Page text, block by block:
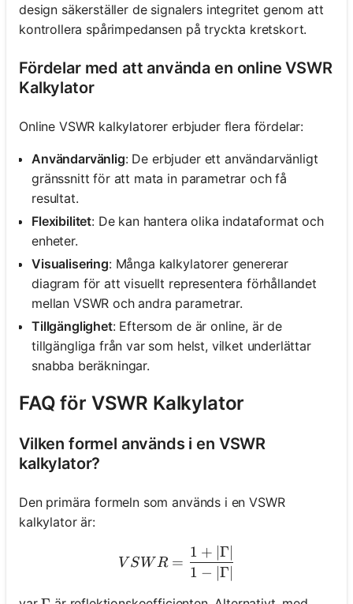
design säkerställer de signalers integritet genom att
kontrollera spårimpedansen på tryckta kretskort.
Fördelar med att använda en online VSWR
Kalkylator
Online VSWR kalkylatorer erbjuder flera fördelar:
Användarvänlig: De erbjuder ett användarvänligt
gränssnitt för att mata in parametrar och få
resultat.
Flexibilitet: De kan hantera olika indataformat och
enheter.
Visualisering: Många kalkylatorer genererar
diagram för att visuellt representera förhållandet
mellan VSWR och andra parametrar.
Tillgänglighet: Eftersom de är online, är de
tillgängliga från var som helst, vilket underlättar
snabba beräkningar.
FAQ för VSWR Kalkylator
Vilken formel används i en VSWR
kalkylator?
Den primära formeln som används i en VSWR
kalkylator är:
VSWR = \frac{1 +
V SWR =
1 − ∣Γ∣
1 + ∣Γ∣